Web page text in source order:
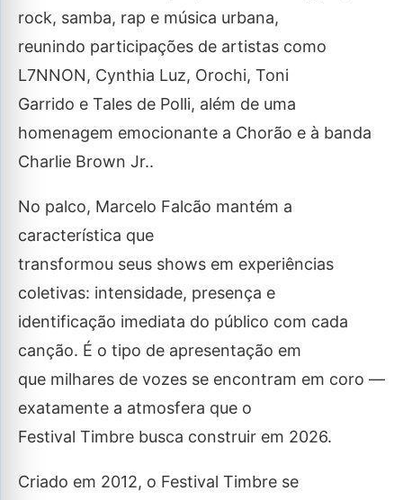
rock, samba, rap e música urbana,
reunindo participações de artistas como
L7NNON, Cynthia Luz, Orochi, Toni
Garrido e Tales de Polli, além de uma
homenagem emocionante a Chorão e à banda
Charlie Brown Jr..
No palco, Marcelo Falcão mantém a
característica que
transformou seus shows em experiências
coletivas: intensidade, presença e
identificação imediata do público com cada
canção. É o tipo de apresentação em
que milhares de vozes se encontram em coro —
exatamente a atmosfera que o
Festival Timbre busca construir em 2026.
Criado em 2012, o Festival Timbre se